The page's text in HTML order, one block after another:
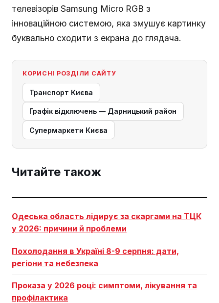
телевізорів Samsung Micro RGB з
інноваційною системою, яка змушує картинку
буквально сходити з екрана до глядача.
КОРИСНІ РОЗДІЛИ САЙТУ
Транспорт Києва
Графік відключень — Дарницький район
Супермаркети Києва
Читайте також
Одеська область лідирує за скаргами на ТЦК
у 2026: причини й проблеми
Похолодання в Україні 8-9 серпня: дати,
регіони та небезпека
Проказа у 2026 році: симптоми, лікування та
профілактика